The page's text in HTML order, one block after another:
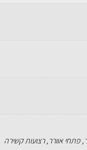
פתחי אוורר, רצועות קשירה